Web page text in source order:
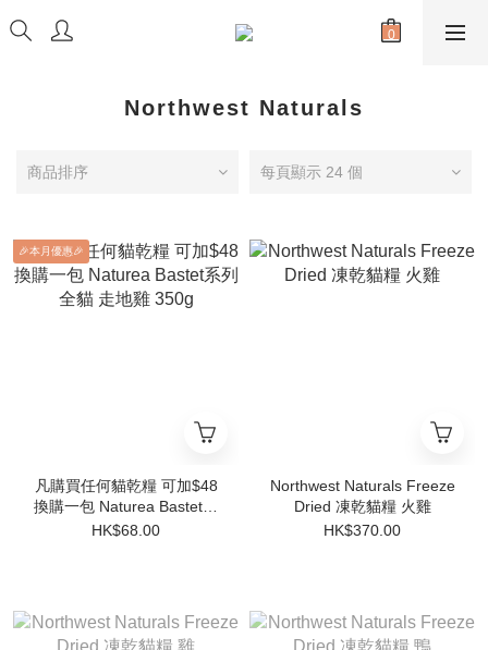
Northwest Naturals
商品排序 每頁顯示 24 個
🎉本月優惠🎉
凡購買任何貓乾糧 可加$48
換購一包 Naturea Bastet系
列 全貓 走地雞 350g
HK$68.00
Northwest Naturals Freeze
Dried 凍乾貓糧 火雞
HK$370.00